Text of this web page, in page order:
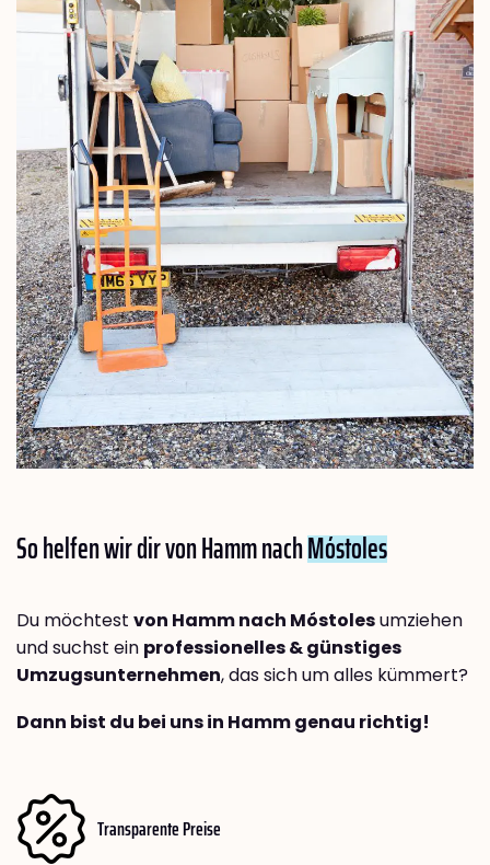
So helfen wir dir von Hamm nachMóstoles
Du möchtest von Hamm nach Móstolesumziehen
und suchst ein professionelles & günstiges
Umzugsunternehmen, das sich um alles kümmert?
Dann bist du bei uns in Hamm genau richtig!
Transparente Preise